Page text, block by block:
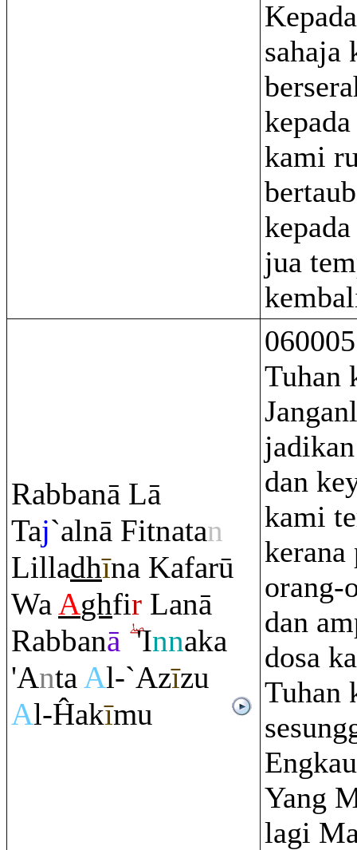
sahaja
kami
jua
Rabbanā Lā
Taj`alnā Fitnatan
Lilladhīna Kafarū
WaAghfir Lanā
Rabbanā 'Innaka
'AntaAl-`Azīzu
Al-Ĥakīmu
Tuhan
dan
kami
kerana
orang-
dan
dosa
Tuhan
Yang
lagi